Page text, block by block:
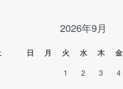
2026年9月
日 月 火 水 木 金
1 2 3 4